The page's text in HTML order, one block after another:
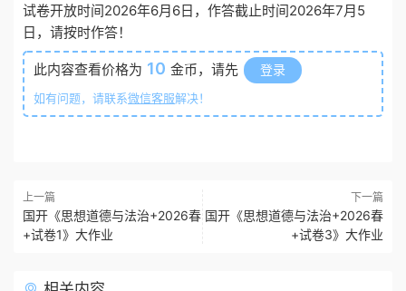
试卷开放时间2026年6月6日，作答截止时间2026年7月5
日，请按时作答！
此内容查看价格为 10 金币，请先 登录
如有问题，请联系微信客服解决！
上一篇
国开《思想道德与法治+2026春
+试卷1》大作业
下一篇
国开《思想道德与法治+2026春
+试卷3》大作业